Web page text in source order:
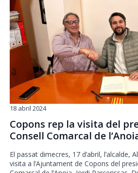
Copons rep la visita del
Consell Comarcal de
18 abril 2024
El passat dimecres, 17 d’abril, l’alcalde,
visita a l’Ajuntament de Copons del